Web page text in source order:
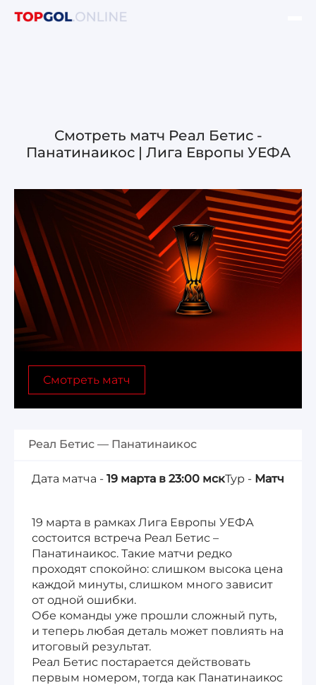
ОБЗОРЫ ЛЧ УЕФА
ОБЗОРЫ ЛЕ УЕФА
Лига чемпионов УЕФА
Лига Европы УЕФА
Лига конференций УЕФА
Лига 1, Чемпионат Франции
Бундеслига, Чемпионат Германии
Смотреть матч Реал Бетис -
Панатинаикос | Лига Европы УЕФА
Смотреть матч
Реал Бетис — Панатинаикос
Дата матча - 19 марта в 23:00 мскТур - Матч
19 марта в рамках Лига Европы УЕФА
состоится встреча Реал Бетис –
Панатинаикос. Такие матчи редко
проходят спокойно: слишком высока цена
каждой минуты, слишком много зависит
от одной ошибки.
Обе команды уже прошли сложный путь,
и теперь любая деталь может повлиять на
итоговый результат.
Реал Бетис постарается действовать
первым номером, тогда как Панатинаикос